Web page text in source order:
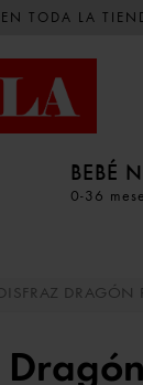
TODA LA
BEBÉ
0-36
DISFRAZ DRAGÓN